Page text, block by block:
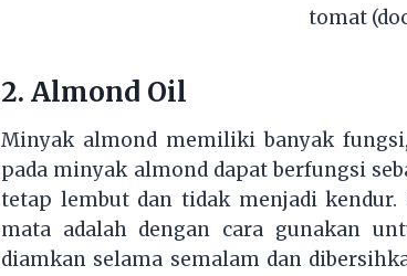
tomat
2. Almond Oil
Minyak almond memiliki banyak
pada minyak almond dapat berfungsi
tetap lembut dan tidak menjadi
mata adalah dengan cara gunakan
diamkan selama semalam dan